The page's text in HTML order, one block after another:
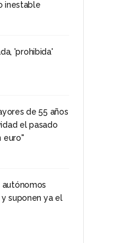
inestable
'prohibida'
de 55 años
el pasado
euro"
autónomos
suponen ya el